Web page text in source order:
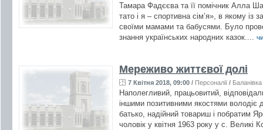
Тамара Фадєєва та її помічник Алла
тато і я – спортивна сім’я», в якому із
своїми мамами та бабусями. Було
знання українських народних казок....
Мереживо життєвої долі
7 Квітня 2018, 09:00 / Персоналії / Баланівка
Наполегливий, працьовитий,
іншими позитивними якостями володіє
батько, надійний товариш і побратим
чоловік у квітня 1963 року у с. Великі